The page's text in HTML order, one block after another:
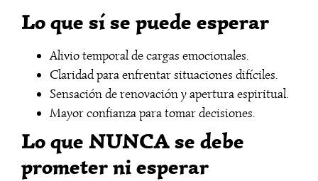
Lo que sí se puede esperar
Alivio temporal de cargas emocionales.
Claridad para enfrentar situaciones difíciles.
Sensación de renovación y apertura espiritual.
Mayor confianza para tomar decisiones.
Lo que NUNCA se debe
prometer ni esperar